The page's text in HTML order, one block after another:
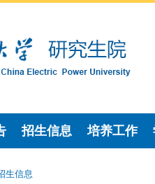
招生信息 培养工作
生信息